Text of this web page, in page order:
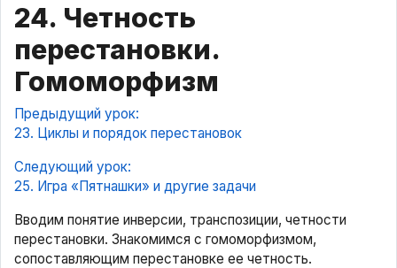
24. Четность
перестановки.
Гомоморфизм
Предыдущий урок:
23. Циклы и порядок перестановок
Следующий урок:
25. Игра «Пятнашки» и другие задачи
Вводим понятие инверсии, транспозиции, четности
перестановки. Знакомимся с гомоморфизмом,
сопоставляющим перестановке ее четность.